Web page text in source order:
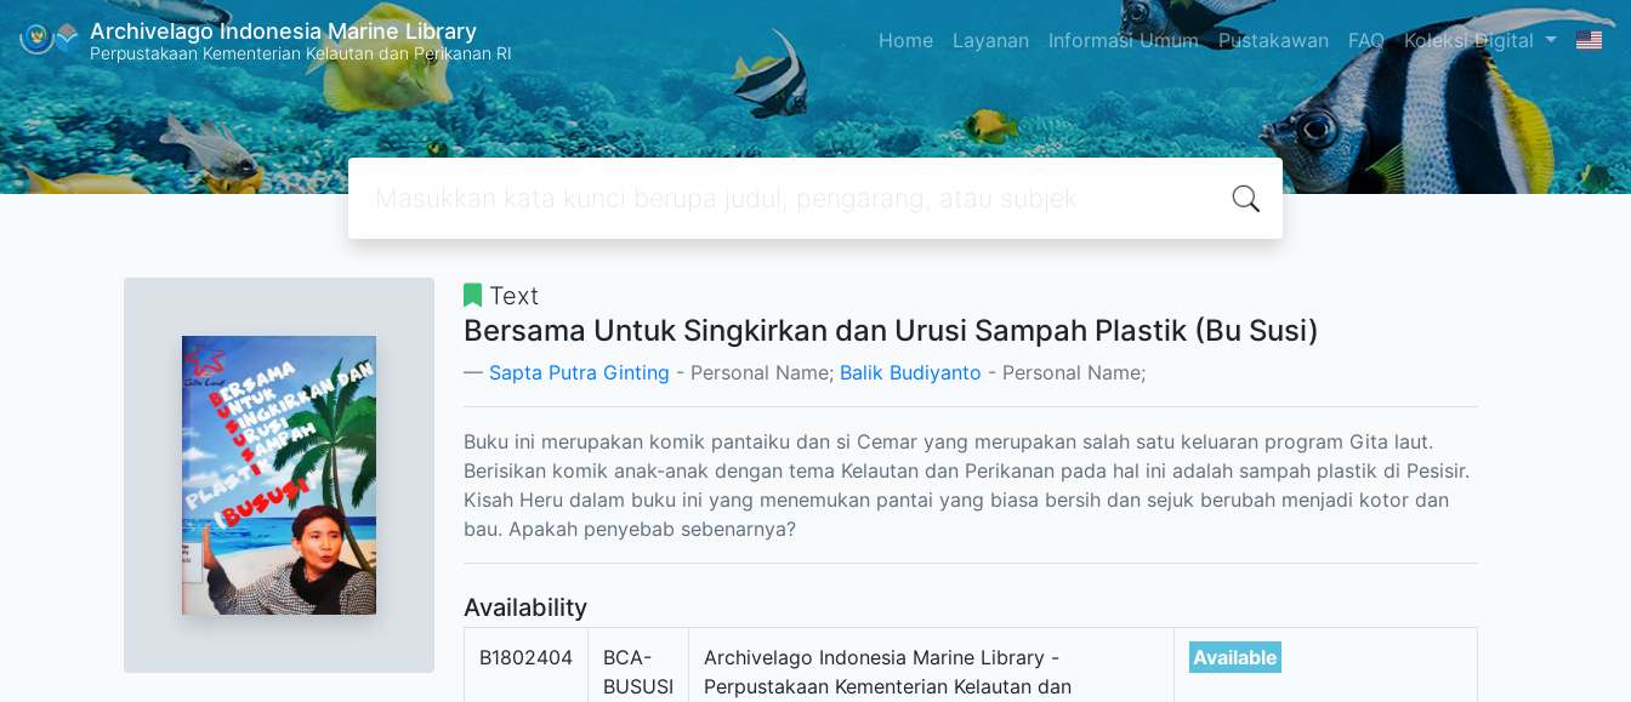
Archivelago Indonesia Marine Library
Perpustakaan Kementerian Kelautan dan Perikanan RI Home Layanan Informasi Umum Pustakawan FAQ Koleksi Digital
Text
Bersama Untuk Singkirkan dan Urusi Sampah Plastik (Bu Susi)
Sapta Putra Ginting - Personal Name; Balik Budiyanto - Personal Name;
Buku ini merupakan komik pantaiku dan si Cemar yang merupakan salah satu keluaran program Gita laut.
Berisikan komik anak-anak dengan tema Kelautan dan Perikanan pada hal ini adalah sampah plastik di Pesisir.
Kisah Heru dalam buku ini yang menemukan pantai yang biasa bersih dan sejuk berubah menjadi kotor dan
bau. Apakah penyebab sebenarnya?
Availability
B1802404
BCA-
BUSUSI
Archivelago Indonesia Marine Library -
Perpustakaan Kementerian Kelautan dan
Available